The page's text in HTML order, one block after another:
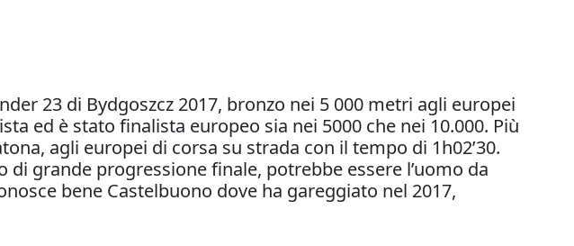
23 di Bydgoszcz 2017, bronzo nei 5 000 metri agli europei
ed è stato finalista europeo sia nei 5000 che nei 10.000. Più
agli europei di corsa su strada con il tempo di 1h02’30.
di grande progressione finale, potrebbe essere l’uomo da
bene Castelbuono dove ha gareggiato nel 2017,